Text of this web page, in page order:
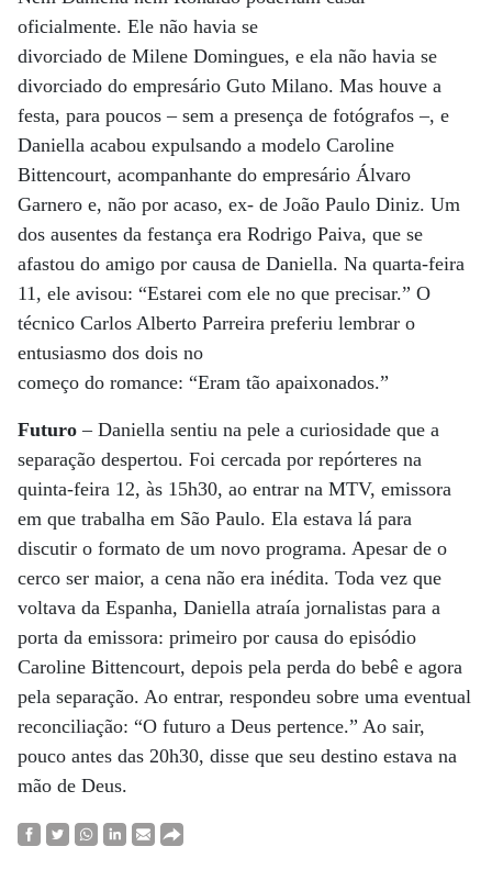
oficialmente. Ele não havia se
divorciado de Milene Domingues, e ela não havia se
divorciado do empresário Guto Milano. Mas houve a
festa, para poucos – sem a presença de fotógrafos –, e
Daniella acabou expulsando a modelo Caroline
Bittencourt, acompanhante do empresário Álvaro
Garnero e, não por acaso, ex- de João Paulo Diniz. Um
dos ausentes da festança era Rodrigo Paiva, que se
afastou do amigo por causa de Daniella. Na quarta-feira
11, ele avisou: “Estarei com ele no que precisar.” O
técnico Carlos Alberto Parreira preferiu lembrar o
entusiasmo dos dois no
começo do romance: “Eram tão apaixonados.”
Futuro– Daniella sentiu na pele a curiosidade que a
separação despertou. Foi cercada por repórteres na
quinta-feira 12, às 15h30, ao entrar na MTV, emissora
em que trabalha em São Paulo. Ela estava lá para
discutir o formato de um novo programa. Apesar de o
cerco ser maior, a cena não era inédita. Toda vez que
voltava da Espanha, Daniella atraía jornalistas para a
porta da emissora: primeiro por causa do episódio
Caroline Bittencourt, depois pela perda do bebê e agora
pela separação. Ao entrar, respondeu sobre uma eventual
reconciliação: “O futuro a Deus pertence.” Ao sair,
pouco antes das 20h30, disse que seu destino estava na
mão de Deus.